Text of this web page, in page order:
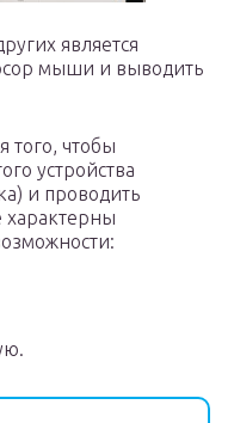
является
мыши и выводить
того, чтобы
устройства
и проводить
характерны